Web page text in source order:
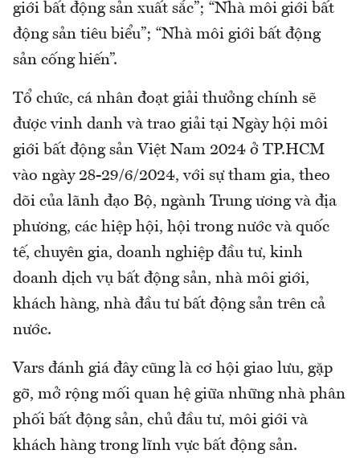
giới bất động sản xuất sắc”; “Nhà môi giới bất
động sản tiêu biểu”; “Nhà môi giới bất động
sản cống hiến”.
Tổ chức, cá nhân đoạt giải thưởng chính sẽ
được vinh danh và trao giải tại Ngày hội môi
giới bất động sản Việt Nam 2024 ở TP.HCM
vào ngày 28-29/6/2024, với sự tham gia, theo
dõi của lãnh đạo Bộ, ngành Trung ương và địa
phương, các hiệp hội, hội trong nước và quốc
tế, chuyên gia, doanh nghiệp đầu tư, kinh
doanh dịch vụ bất động sản, nhà môi giới,
khách hàng, nhà đầu tư bất động sản trên cả
nước.
Vars đánh giá đây cũng là cơ hội giao lưu, gặp
gỡ, mở rộng mối quan hệ giữa những nhà phân
phối bất động sản, chủ đầu tư, môi giới và
khách hàng trong lĩnh vực bất động sản.